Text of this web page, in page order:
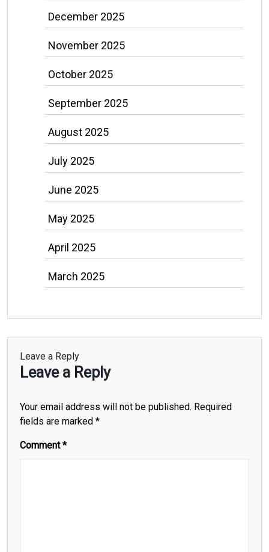
December 2025
November 2025
October 2025
September 2025
August 2025
July 2025
June 2025
May 2025
April 2025
March 2025
Leave a Reply
Leave a Reply
Your email address will not be published. Required
fields are marked *
Comment*